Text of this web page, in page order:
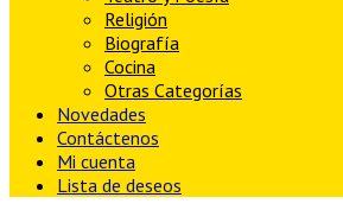
Religión
Biografía
Cocina
Otras Categorías
Novedades
Contáctenos
Mi cuenta
Lista de deseos